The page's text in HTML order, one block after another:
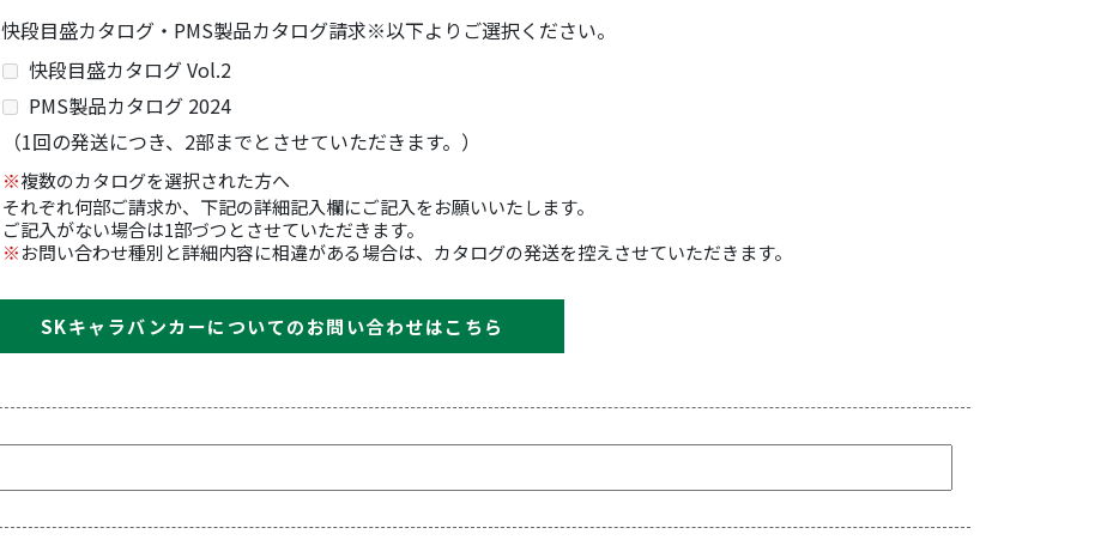
快段目盛カタログ・PMS製品カタログ請求※以下よりご選択ください。
快段目盛カタログ Vol.2
PMS製品カタログ 2024
（1回の発送につき、2部までとさせていただきます。）
※複数のカタログを選択された方へ
それぞれ何部ご請求か、下記の詳細記入欄にご記入をお願いいたします。
ご記入がない場合は1部づつとさせていただきます。
※お問い合わせ種別と詳細内容に相違がある場合は、カタログの発送を控えさせていただきます。
SKキャラバンカーについてのお問い合わせはこちら